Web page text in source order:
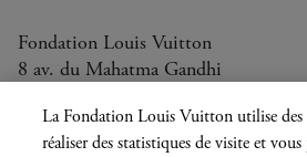
Fondation Louis Vuitton
8 av. du Mahatma Gandhi
Ouvert aujourd'hui de 10h à 20h
La Fondation Louis Vuitton utilise
réaliser des statistiques de visite et